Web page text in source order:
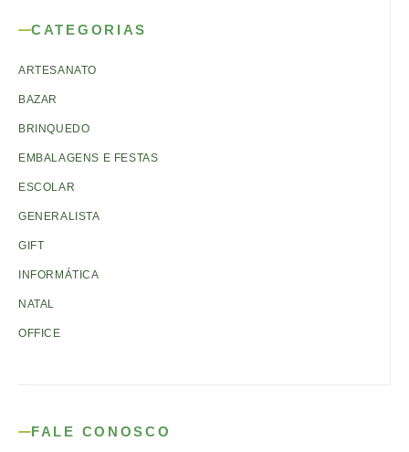
CATEGORIAS
ARTESANATO
BAZAR
BRINQUEDO
EMBALAGENS E FESTAS
ESCOLAR
GENERALISTA
GIFT
INFORMÁTICA
NATAL
OFFICE
FALE CONOSCO